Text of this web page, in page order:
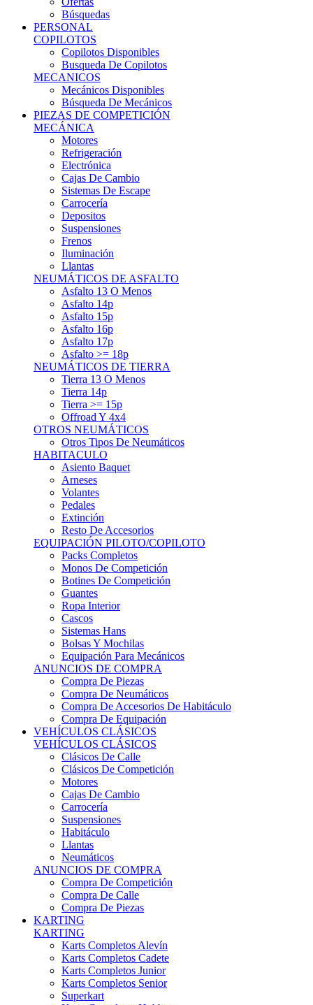
Búsquedas
PERSONAL
COPILOTOS
Copilotos Disponibles
Busqueda De Copilotos
MECANICOS
Mecánicos Disponibles
Búsqueda De Mecánicos
PIEZAS DE COMPETICIÓN
MECÁNICA
Motores
Refrigeración
Electrónica
Cajas De Cambio
Sistemas De Escape
Carrocería
Depositos
Suspensiones
Frenos
Iluminación
Llantas
NEUMÁTICOS DE ASFALTO
Asfalto 13 O Menos
Asfalto 14p
Asfalto 15p
Asfalto 16p
Asfalto 17p
Asfalto >= 18p
NEUMÁTICOS DE TIERRA
Tierra 13 O Menos
Tierra 14p
Tierra >= 15p
Offroad Y 4x4
OTROS NEUMÁTICOS
Otros Tipos De Neumáticos
HABITACULO
Asiento Baquet
Arneses
Volantes
Pedales
Extinción
Resto De Accesorios
EQUIPACIÓN PILOTO/COPILOTO
Packs Completos
Monos De Competición
Botines De Competición
Guantes
Ropa Interior
Cascos
Sistemas Hans
Bolsas Y Mochilas
Equipación Para Mecánicos
ANUNCIOS DE COMPRA
Compra De Piezas
Compra De Neumáticos
Compra De Accesorios De Habitáculo
Compra De Equipación
VEHÍCULOS CLÁSICOS
VEHÍCULOS CLÁSICOS
Clásicos De Calle
Clásicos De Competición
Motores
Cajas De Cambio
Carrocería
Suspensiones
Habitáculo
Llantas
Neumáticos
ANUNCIOS DE COMPRA
Compra De Competición
Compra De Calle
Compra De Piezas
KARTING
KARTING
Karts Completos Alevín
Karts Completos Cadete
Karts Completos Junior
Karts Completos Senior
Superkart